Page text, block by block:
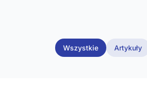
Wszystkie Artykuły